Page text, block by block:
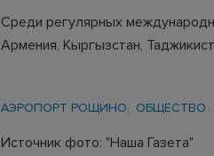
Среди регулярных
Армения, Кыргызстан,
АЭРОПОРТ РОЩИНО
ОБЩЕСТВО
Источник фото: "Наша Газета"